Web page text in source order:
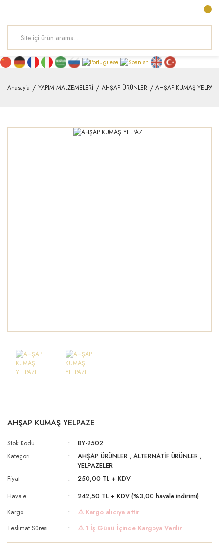
Anasayfa YAPIM MALZEMELERİ AHŞAP ÜRÜNLER AHŞAP KUMAŞ
AHŞAP KUMAŞ YELPAZE
Stok Kodu
BY-2502
Kategori
AHŞAP ÜRÜNLER ,ALTERNATİF ÜRÜNLER ,
YELPAZELER
Fiyat
250,00 TL + KDV
Havale
242,50 TL + KDV (%3,00 havale indirimi)
Kargo
⚠️ Kargo alıcıya aittir
Teslimat Süresi
⚠️ 1 İş Günü İçinde Kargoya Verilir